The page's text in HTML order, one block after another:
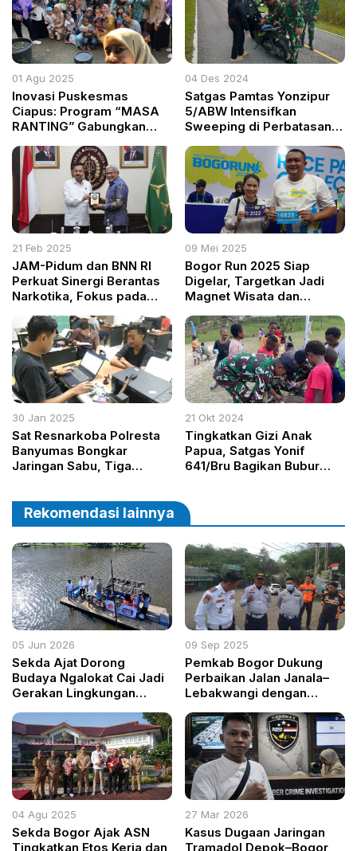
01 Agu 2025
Inovasi Puskesmas
Ciapus: Program “MASA
RANTING” Gabungkan
Berenang untuk Cegah
Stunting
04 Des 2024
Satgas Pamtas Yonzipur
5/ABW Intensifkan
Sweeping di Perbatasan
Narkoba dan Barang Ilegal
21 Feb 2025
JAM-Pidum dan BNN RI
Perkuat Sinergi Berantas
Narkotika, Fokus pada
Pemutusan Rantai
Keuangan Sindikat
09 Mei 2025
Bogor Run 2025 Siap
Digelar, Targetkan Jadi
Magnet Wisata dan
30 Jan 2025
Sat Resnarkoba Polresta
Banyumas Bongkar
Jaringan Sabu, Tiga
21 Okt 2024
Tingkatkan Gizi Anak
Papua, Satgas Yonif
641/Bru Bagikan Bubur
Rekomendasi lainnya
05 Jun 2026
Sekda Ajat Dorong
Budaya Ngalokat Cai Jadi
Gerakan Lingkungan
09 Sep 2025
Pemkab Bogor Dukung
Perbaikan Jalan Janala–
Lebakwangi dengan
Koordinasi Angkutan
Tambang
04 Agu 2025
Sekda Bogor Ajak ASN
Tingkatkan Etos Kerja dan
27 Mar 2026
Kasus Dugaan Jaringan
Tramadol Depok–Bogor